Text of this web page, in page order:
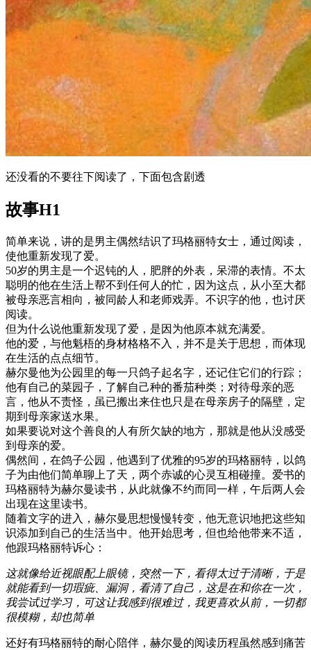
还没看的不要往下阅读了，下面包含剧透
故事H1
简单来说，讲的是男主偶然结识了玛格丽特女士，通过阅读，
使他重新发现了爱。
50岁的男主是一个迟钝的人，肥胖的外表，呆滞的表情。不太
聪明的他在生活上帮不到任何人的忙，因为这点，从小至大都
被母亲恶言相向，被同龄人和老师戏弄。不识字的他，也讨厌
阅读。
但为什么说他重新发现了爱，是因为他原本就充满爱。
他的爱，与他魁梧的身材格格不入，并不是关于思想，而体现
在生活的点点细节。
赫尔曼他为公园里的每一只鸽子起名字，还记住它们的行踪；
他有自己的菜园子，了解自己种的番茄种类；对待母亲的恶
言，他从不责怪，虽已搬出来住也只是在母亲房子的隔壁，定
期到母亲家送水果。
如果要说对这个善良的人有所欠缺的地方，那就是他从没感受
到母亲的爱。
偶然间，在鸽子公园，他遇到了优雅的95岁的玛格丽特，以鸽
子为由他们简单聊上了天，两个赤诚的心灵互相碰撞。爱书的
玛格丽特为赫尔曼读书，从此就像不约而同一样，午后两人会
出现在这里读书。
随着文字的进入，赫尔曼思想慢慢转变，他无意识地把这些知
识添加到自己的生活当中。他开始思考，但也给他带来不适，
他跟玛格丽特诉心：
这就像给近视眼配上眼镜，突然一下，看得太过于清晰，于是
就能看到一切瑕疵、漏洞，看清了自己，这是在和你在一次，
我尝试过学习，可这让我感到很难过，我更喜欢从前，一切都
很模糊，却也简单
还好有玛格丽特的耐心陪伴，赫尔曼的阅读历程虽然感到痛苦